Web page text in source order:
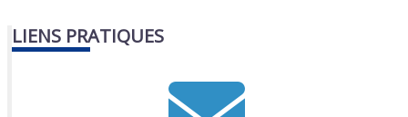
LIENS PRATIQUES